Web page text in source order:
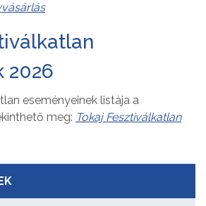
2026
eseményeinek listája a
meg: Tokaj Fesztiválkatlan